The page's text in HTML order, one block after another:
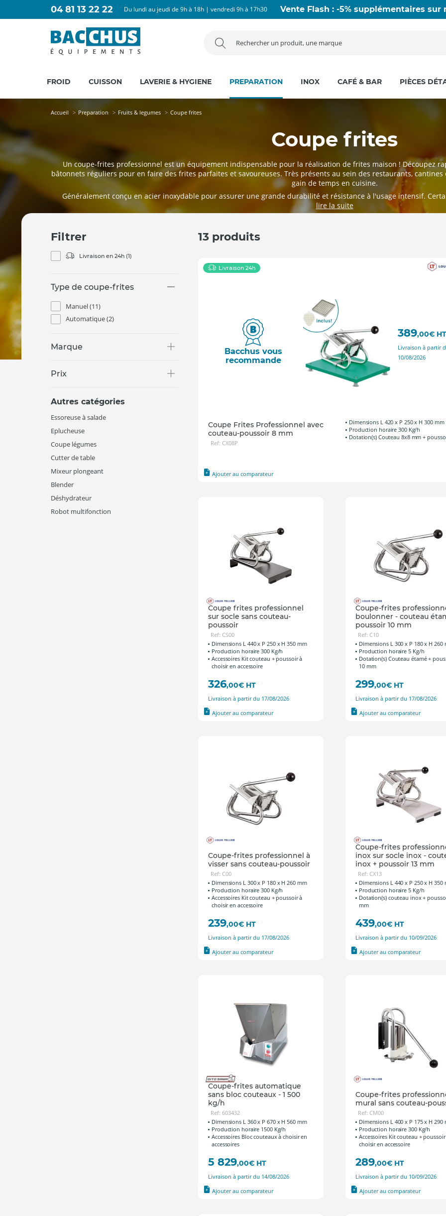
04 81 13 22 22 Du lundi au jeudi de 9h à 18h | vendredi 9h à 17h30 Vente Flash : -5% supplémentaires
FROID CUISSON LAVERIE & HYGIENE PREPARATION INOX CAFÉ & BAR PIÈCES
Accueil Preparation Fruits & legumes Coupe frites
Coupe frites
Un coupe-frites professionnel est un équipement indispensable pour la réalisation de frites maison ! Découpez
bâtonnets réguliers pour en faire des frites parfaites et savoureuses. Très présents au sein des restaurants,
gain de temps en cuisine.
Généralement conçu en acier inoxydable pour assurer une grande durabilité et résistance à l'usage intensif.
Filtrer
Livraison en 24h (1)
Type de coupe-frites
Manuel(11)
Automatique(2)
Marque
Prix
Autres catégories
Essoreuse à salade
Eplucheuse
Coupe légumes
Cutter de table
Mixeur plongeant
Blender
Déshydrateur
Robot multifonction
13 produits
Livraison 24h
Bacchus vous
recommande
389,00€
Livraison à partir
10/08/2026
Coupe Frites Professionnel avec
couteau-poussoir 8 mm
Ref: CX08P
Dimensions L 420 x P 250 x H 300 mm
Production horaire 300 Kg/h
Dotation(s) Couteau 8x8 mm +
Ajouter au comparateur
Coupe frites professionnel
sur socle sans couteau-
poussoir
Ref: CS00
Dimensions L 440 x P 250 x H 350 mm
Production horaire 300 Kg/h
Accessoires Kit couteau + poussoir à
choisir en accessoire
326,00€ HT
Livraison à partir du 17/08/2026
Ajouter au comparateur
Coupe-frites
boulonner - couteau
poussoir 10 mm
Ref: C10
Dimensions L 300 x P 180 x H 260
Production horaire 5 Kg/h
Dotation(s) Couteau étamé +
10 mm
299,00€ HT
Livraison à partir du 17/08/2026
Ajouter au comparateur
Coupe-frites professionnel à
visser sans couteau-poussoir
Ref: C00
Dimensions L 300 x P 180 x H 260 mm
Production horaire 300 Kg/h
Accessoires Kit couteau + poussoir à
choisir en accessoire
239,00€ HT
Livraison à partir du 17/08/2026
Ajouter au comparateur
Coupe-frites
inox sur socle inox -
inox + poussoir 13 mm
Ref: CX13
Dimensions L 440 x P 250 x H 350
Production horaire 5 Kg/h
Dotation(s) couteau inox +
mm
439,00€ HT
Livraison à partir du 10/09/2026
Ajouter au comparateur
Coupe-frites automatique
sans bloc couteaux - 1 500
kg/h
Ref: 603432
Dimensions L 360 x P 670 x H 560 mm
Production horaire 1500 Kg/h
Accessoires Bloc couteaux à choisir en
accessoires
5 829,00€ HT
Livraison à partir du 14/08/2026
Ajouter au comparateur
Coupe-frites
mural sans couteau-
Ref: CM00
Dimensions L 400 x P 175 x H 290
Production horaire 300 Kg/h
Accessoires Kit couteau +
choisir en accessoire
289,00€ HT
Livraison à partir du 10/09/2026
Ajouter au comparateur